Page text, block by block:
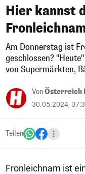
Hier kannst
Am Donnerstag ist
geschlossen?
von Supermärkten,
VonÖsterreich
30.05.2024,
Teilen
Fronleichnam ist